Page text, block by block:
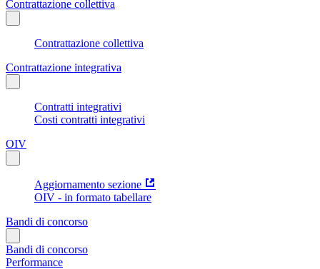
Contrattazione collettiva
Contrattazione collettiva
Contrattazione integrativa
Contratti integrativi
Costi contratti integrativi
OIV
Aggiornamento sezione
OIV - in formato tabellare
Bandi di concorso
Bandi di concorso
Performance